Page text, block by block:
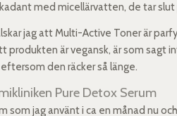
med micellärvatten, de tar
jag att Multi-Active Toner är
produkten är vegansk, är som sagt
den räcker så länge.
Pure Detox Serum
som jag använt i ca en månad nu